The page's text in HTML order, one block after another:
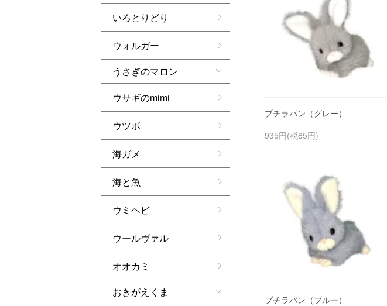
プチラパン（グレー）
935円(税85円)
プチラパン（ブルー）
いろとりどり
ウォルガー
うさぎのマロン
ウサギのmimi
ウツボ
海ガメ
海と魚
ウミヘビ
ウールヴァル
オオカミ
おきがえくま